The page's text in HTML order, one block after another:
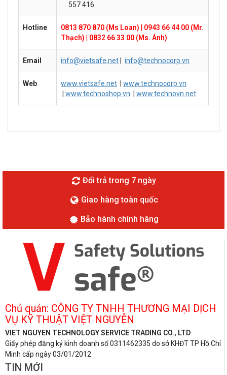
557 416
Hotline 0813 870 870 (Ms Loan)
0943 66 44 00 (Mr.
Thạch)
0832 66 33 00 (Ms. Ánh)
Email info@vietsafe.net info@technocorp.vn
Web www.vietsafe.net
www.technocorp.vn
www.technoshop.vn www.technovn.net
Đổi trả trong 7 ngày
Giao hàng toàn quốc
Bảo hành chính hãng
Chủ quản: CÔNG TY TNHH THƯƠNG MẠI DỊCH
VỤ KỸ THUẬT VIỆT NGUYỄN
VIET NGUYEN TECHNOLOGY SERVICE TRADING CO., LTD
Giấy phép đăng ký kinh doanh số 0311462335 do sở KHĐT TP Hồ Chí
Minh cấp ngày 03/01/2012
TIN MỚI